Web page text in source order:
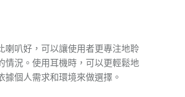
喇叭好，可以讓使用者更專注地聆
情況。使用耳機時，可以更輕鬆地
個人需求和環境來做選擇。